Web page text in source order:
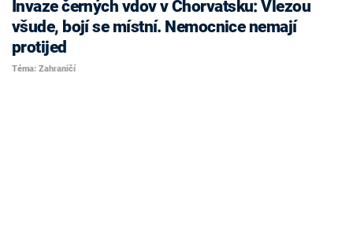
Invaze černých vdov v Chorvatsku: Vlezou
všude, bojí se místní. Nemocnice nemají
protijed
Téma: Zahraničí